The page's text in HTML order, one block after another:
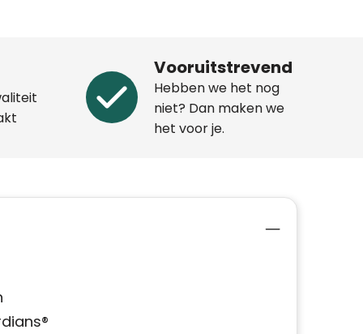
Vooruitstrevend
Hebben we het nog
niet? Dan maken we
het voor je.